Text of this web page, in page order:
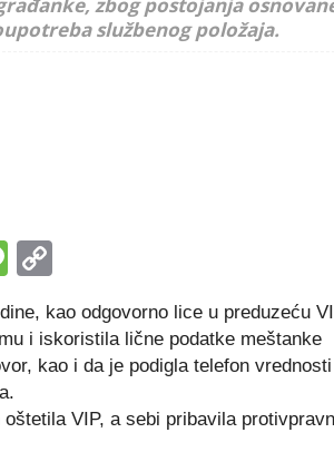
službenog položaja.
Message
kao odgovorno lice u preduzeću
i iskoristila lične podatke meštanke
kao i da je podigla telefon vrednosti
VIP, a sebi pribavila